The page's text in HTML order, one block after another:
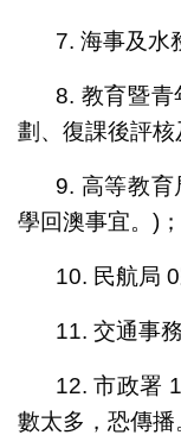
7. 海事及水
8. 教育暨
劃、復課後評核
9. 高等教
學回澳事宜。)；
10. 民航局 0
11. 交通事
12. 市政署
數太多，恐傳播